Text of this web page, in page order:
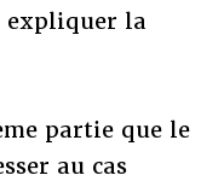
expliquer la
partie que le
au cas